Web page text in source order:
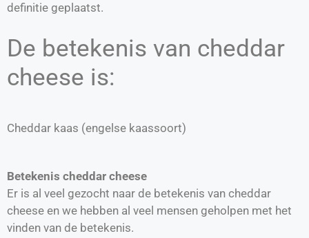
definitie geplaatst.
De betekenis van cheddar
cheese is:
Cheddar kaas (engelse kaassoort)
Betekenis cheddar cheese
Er is al veel gezocht naar de betekenis van cheddar
cheese en we hebben al veel mensen geholpen met het
vinden van de betekenis.